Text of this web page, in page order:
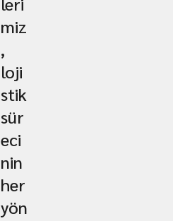
miz
,
loji
stik
sür
eci
nin
her
yön